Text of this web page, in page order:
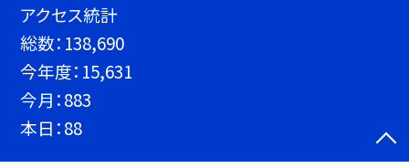
アクセス統計
総数： 138,690
今年度： 15,631
今月：883
本日：88